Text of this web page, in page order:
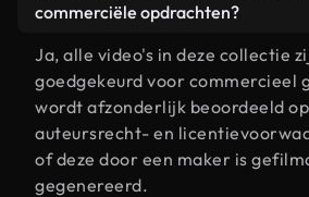
commerciële opdrachten?
Ja, alle video's in deze collectie
goedgekeurd voor commercieel
wordt afzonderlijk beoordeeld
auteursrecht- en
of deze door een maker is
gegenereerd.